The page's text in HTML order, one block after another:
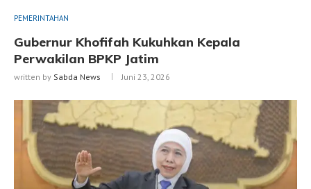
PEMERINTAHAN
Gubernur Khofifah Kukuhkan Kepala
Perwakilan BPKP Jatim
written by Sabda News Juni 23, 2026